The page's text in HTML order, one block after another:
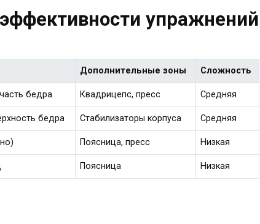
упражнений
Дополнительные зоны Сложность
бедра Квадрицепс, пресс Средняя
бедра Стабилизаторы корпуса Средняя
Поясница, пресс Низкая
Поясница Низкая